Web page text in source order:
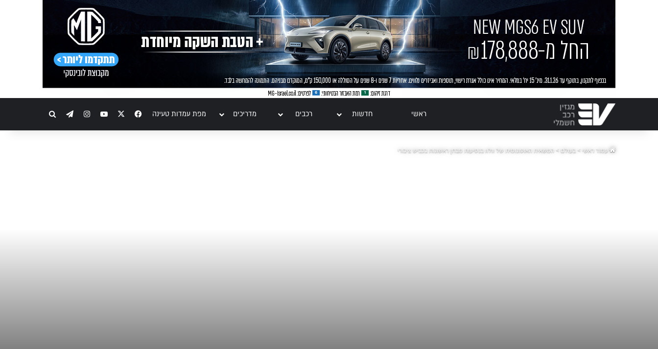
ראשי חדשות רכבים מדריכים מפת עמדות טעינה Facebook
YouTube
Instagram
Telegram
חיפוש
עמוד ראשי> בעולם> המשאית האוטונומית של וולוו בנסיעות מבחן ראשונות בכביש ציבורי